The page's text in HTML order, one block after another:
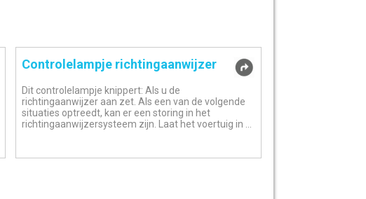
Controlelampje richtingaanwijzer
Dit controlelampje knippert: Als u de
richtingaanwijzer aan zet. Als een van de volgende
situaties optreedt, kan er een storing in het
richtingaanwijzersysteem zijn. Laat het voertuig in ...